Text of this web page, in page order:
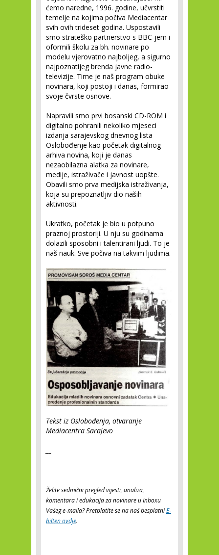
ćemo naredne, 1996. godine, učvrstiti
temelje na kojima počiva Mediacentar
svih ovih trideset godina. Uspostavili
smo strateško partnerstvo s BBC-jem i
oformili školu za bh. novinare po
modelu vjerovatno najboljeg, a sigurno
najpoznatijeg brenda javne radio-
televizije. Time je naš program obuke
novinara, koji postoji i danas, formirao
svoje čvrste osnove.
Napravili smo prvi bosanski CD-ROM i
digitalno pohranili nekoliko mjeseci
izdanja sarajevskog dnevnog lista
Oslobođenje kao početak digitalnog
arhiva novina, koji je danas
nezaobilazna alatka za novinare,
medije, istraživače i javnost uopšte.
Obavili smo prva medijska istraživanja,
koja su prepoznatljiv dio naših
aktivnosti.
Ukratko, početak je bio u potpuno
praznoj prostoriji. U nju su godinama
dolazili sposobni i talentirani ljudi. To je
naš nauk. Sve počiva na takvim ljudima.
Tekst iz Oslobođenja, otvaranje
Mediacentra Sarajevo
Želite sedmični pregled vijesti, analiza,
komentara i edukacija za novinare u Inboxu
Vašeg e-maila? Pretplatite se na naš besplatniE-
bilten ovdje.